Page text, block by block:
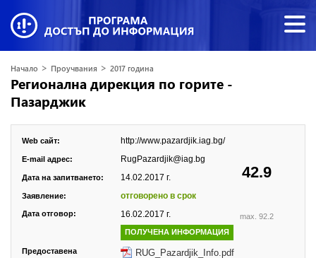
Начало > Проучвания > 2017 година
Регионална дирекция по горите -
Пазарджик
42.9
max. 92.2
Web сайт: http://www.pazardjik.iag.bg/
E-mail адрес: RugPazardjik@iag.bg
Дата на запитването: 14.02.2017 г.
Заявление: отговорено в срок
Дата отговор: 16.02.2017 г.
ПОЛУЧЕНА ИНФОРМАЦИЯ
Предоставена
RUG_Pazardjik_Info.pdf